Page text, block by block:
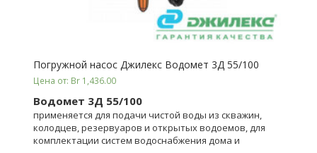
Погружной насос Джилекс Водомет 3Д 55/100
Цена от: Br 1,436.00
Водомет 3Д 55/100
применяется для подачи чистой воды из скважин,
колодцев, резервуаров и открытых водоемов, для
комплектации систем водоснабжения дома и